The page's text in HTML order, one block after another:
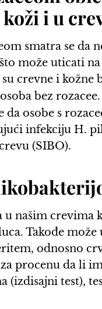
i u
smatra se
može uticati
crevne i kožne
bez
osobe s
infekciju H.
(SIBO).
našim crevima
Takođe
odnosno
procenu da li
(izdisajni test),